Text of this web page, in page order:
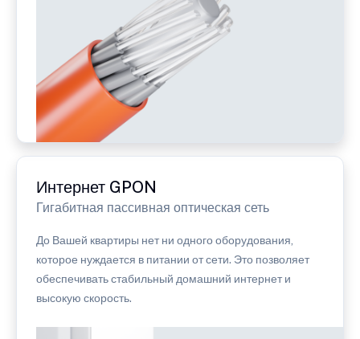
Интернет GPON
Гигабитная пассивная оптическая сеть
До Вашей квартиры нет ни одного оборудования,
которое нуждается в питании от сети. Это позволяет
обеспечивать стабильный домашний интернет и
высокую скорость.